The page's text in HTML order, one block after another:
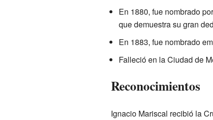
En 1880, fue nombrado
que demuestra su gran
En 1883, fue nombrado
Falleció en la Ciudad de
Reconocimientos
Ignacio Mariscal recibió la